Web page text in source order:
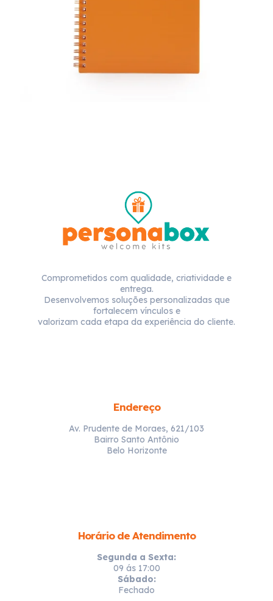
Comprometidos com qualidade, criatividade e
entrega.
Desenvolvemos soluções personalizadas que
fortalecem vínculos e
valorizam cada etapa da experiência do cliente.
Endereço
Av. Prudente de Moraes, 621/103
Bairro Santo Antônio
Belo Horizonte
Horário de Atendimento
Segunda a Sexta:
09 ás 17:00
Sábado:
Fechado